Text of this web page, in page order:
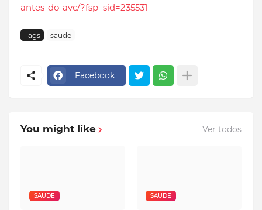
antes-do-avc/?fsp_sid=235531
Tags saude
Facebook
You might like Ver todos
SAUDE SAUDE